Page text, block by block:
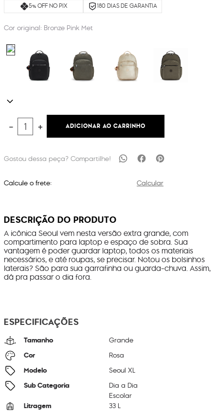
5% OFF NO PIX 180 DIAS DE GARANTIA
Cor original: Bronze Pink Met
＋
－ ADICIONAR AO CARRINHO
Calcule o frete: Calcular
DESCRIÇÃO DO PRODUTO
A icônica Seoul vem nesta versão extra grande, com
compartimento para laptop e espaço de sobra. Sua
vantagem é poder guardar laptop, todos os materiais
necessários, e até roupas, se precisar. Notou os bolsinhos
laterais? São para sua garrafinha ou guarda-chuva. Assim,
dá pra passar o dia fora.
ESPECIFICAÇÕES
Tamanho Grande
Cor Rosa
Modelo Seoul XL
Sub Categoria
Dia a Dia
Escolar
Litragem 33 L